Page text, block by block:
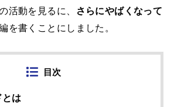
活動を見るに、
さらにやばくなって
を書くことにしました。
目次
とは